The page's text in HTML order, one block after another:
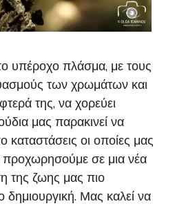
υπέροχο πλάσμα, με τους
των χρωμάτων και
της, να χορεύει
μας παρακινεί να
καταστάσεις οι οποίες μας
προχωρησούμε σε μια νέα
της ζωης μας πιο
δημιουργική. Μας καλεί να